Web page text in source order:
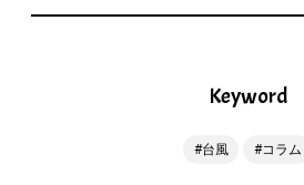
Keyword
台風 コラム